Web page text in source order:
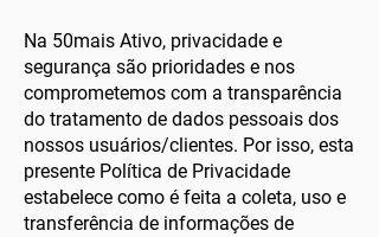
Na 50mais Ativo, privacidade e
segurança são prioridades e nos
comprometemos com a transparência
do tratamento de dados pessoais dos
nossos usuários/clientes. Por isso, esta
presente Política de Privacidade
estabelece como é feita a coleta, uso e
transferência de informações de